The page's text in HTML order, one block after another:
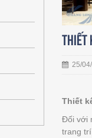
Thiết
25/04/
Thiết
Đối với
trang